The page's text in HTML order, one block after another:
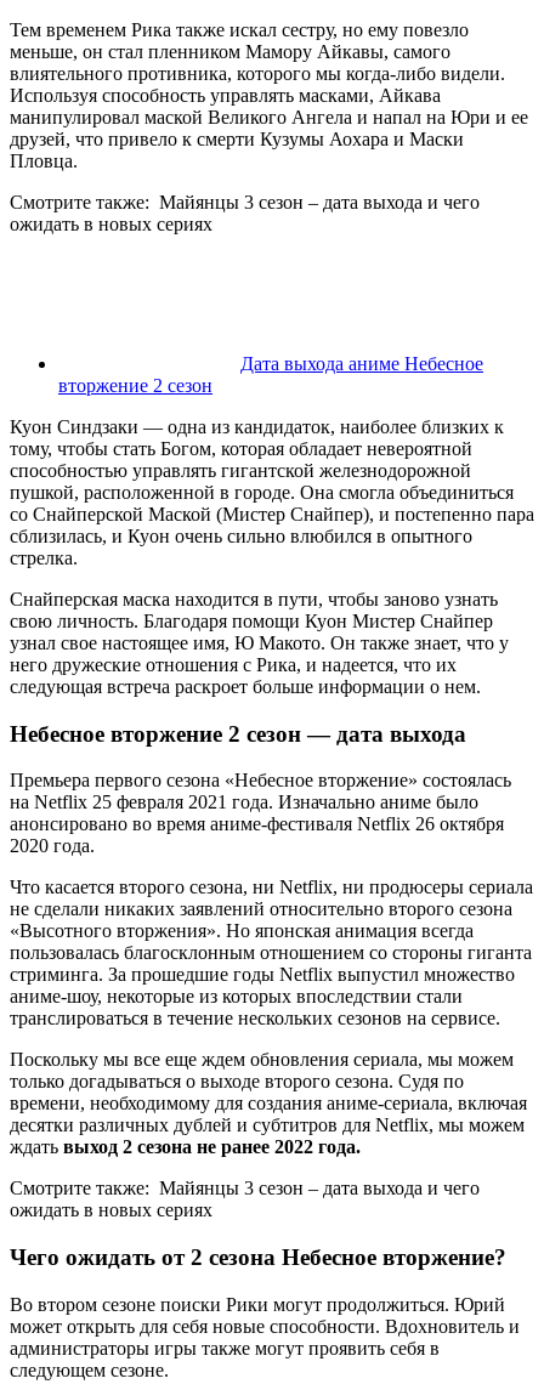
Тем временем Рика также искал сестру, но ему повезло
меньше, он стал пленником Мамору Айкавы, самого
влиятельного противника, которого мы когда-либо видели.
Используя способность управлять масками, Айкава
манипулировал маской Великого Ангела и напал на Юри и ее
друзей, что привело к смерти Кузумы Аохара и Маски
Пловца.
Смотрите также: Майянцы 3 сезон – дата выхода и чего
ожидать в новых сериях
Дата выхода аниме Небесное
вторжение 2 сезон
Куон Синдзаки — одна из кандидаток, наиболее близких к
тому, чтобы стать Богом, которая обладает невероятной
способностью управлять гигантской железнодорожной
пушкой, расположенной в городе. Она смогла объединиться
со Снайперской Маской (Мистер Снайпер), и постепенно пара
сблизилась, и Куон очень сильно влюбился в опытного
стрелка.
Снайперская маска находится в пути, чтобы заново узнать
свою личность. Благодаря помощи Куон Мистер Снайпер
узнал свое настоящее имя, Ю Макото. Он также знает, что у
него дружеские отношения с Рика, и надеется, что их
следующая встреча раскроет больше информации о нем.
Небесное вторжение 2 сезон — дата выхода
Премьера первого сезона «Небесное вторжение» состоялась
на Netflix 25 февраля 2021 года. Изначально аниме было
анонсировано во время аниме-фестиваля Netflix 26 октября
2020 года.
Что касается второго сезона, ни Netflix, ни продюсеры сериала
не сделали никаких заявлений относительно второго сезона
«Высотного вторжения». Но японская анимация всегда
пользовалась благосклонным отношением со стороны гиганта
стриминга. За прошедшие годы Netflix выпустил множество
аниме-шоу, некоторые из которых впоследствии стали
транслироваться в течение нескольких сезонов на сервисе.
Поскольку мы все еще ждем обновления сериала, мы можем
только догадываться о выходе второго сезона. Судя по
времени, необходимому для создания аниме-сериала, включая
десятки различных дублей и субтитров для Netflix, мы можем
ждать выход 2 сезона не ранее 2022 года.
Смотрите также: Майянцы 3 сезон – дата выхода и чего
ожидать в новых сериях
Чего ожидать от 2 сезона Небесное вторжение?
Во втором сезоне поиски Рики могут продолжиться. Юрий
может открыть для себя новые способности. Вдохновитель и
администраторы игры также могут проявить себя в
следующем сезоне.